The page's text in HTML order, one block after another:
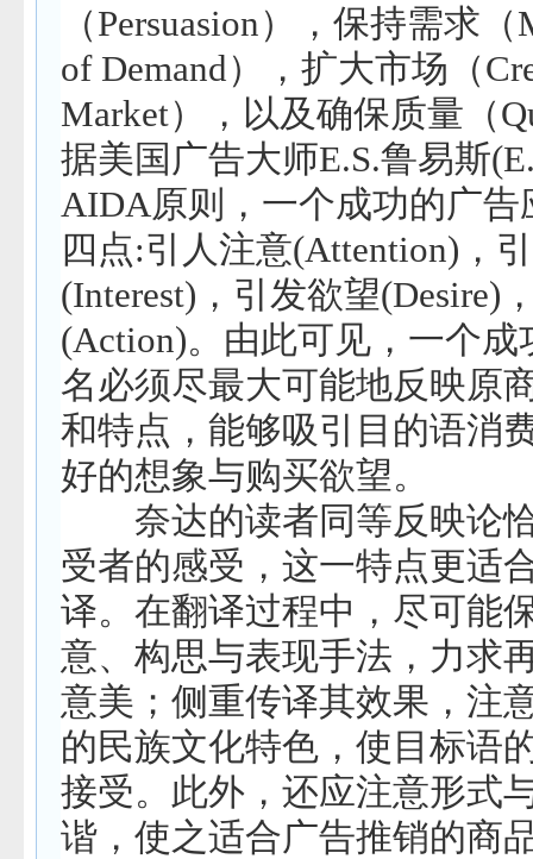
（Persuasion），保持需求（
of Demand），扩大市场（
Market），以及确保质量（
据美国广告大师E.S.鲁易斯
AIDA原则，一个成功的广告
四点:引人注意(Attention) ，
(Interest) ，引发欲望(Desire)
(Action)。由此可见，一个成
名必须尽最大可能地反映原
和特点，能够吸引目的语消
好的想象与购买欲望。
奈达的读者同等反映论
受者的感受，这一特点更适
译。在翻译过程中，尽可能
意、构思与表现手法，力求
意美；侧重传译其效果，注
的民族文化特色，使目标语
接受。此外，还应注意形式
谐，使之适合广告推销的商